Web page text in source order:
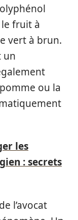
le fruit à
vert à brun.
un
ou la
les
: secrets
l’avocat